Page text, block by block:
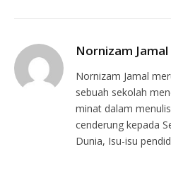
Nornizam Jamal
Nornizam Jamal
sebuah sekolah
minat dalam
cenderung kepada
Dunia, Isu-isu